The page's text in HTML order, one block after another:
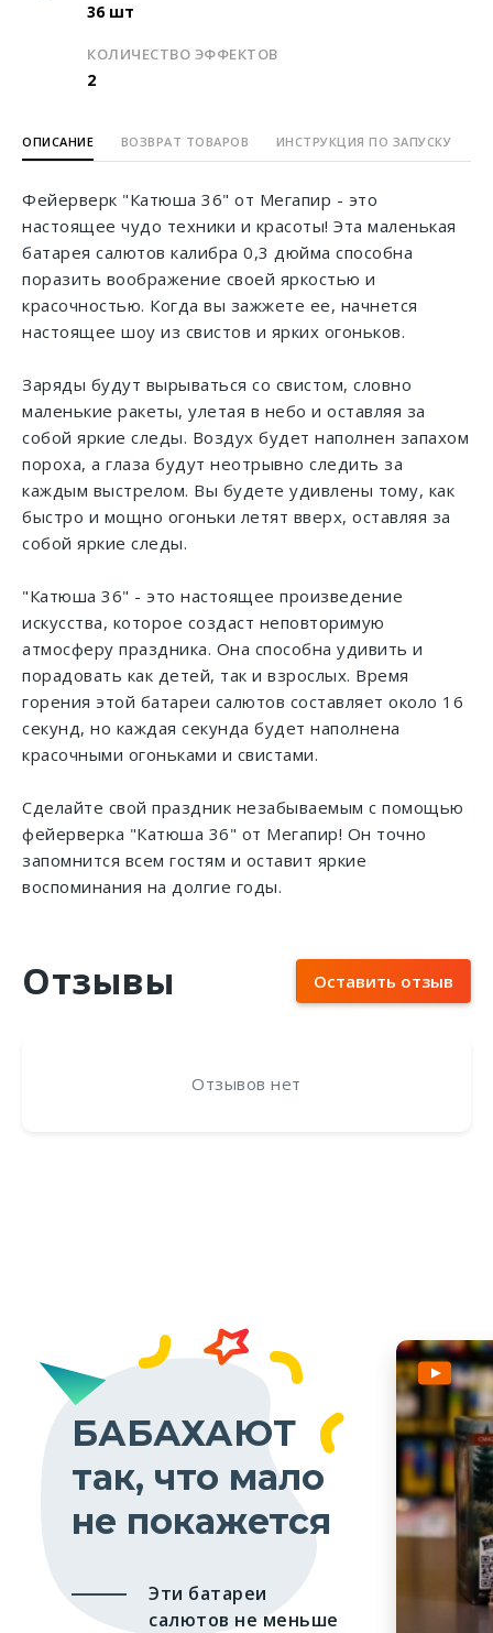
36 шт
КОЛИЧЕСТВО ЭФФЕКТОВ
2
ОПИСАНИЕ ВОЗВРАТ ТОВАРОВ ИНСТРУКЦИЯ ПО ЗАПУСКУ
Фейерверк "Катюша 36" от Мегапир - это
настоящее чудо техники и красоты! Эта маленькая
батарея салютов калибра 0,3 дюйма способна
поразить воображение своей яркостью и
красочностью. Когда вы зажжете ее, начнется
настоящее шоу из свистов и ярких огоньков.
Заряды будут вырываться со свистом, словно
маленькие ракеты, улетая в небо и оставляя за
собой яркие следы. Воздух будет наполнен запахом
пороха, а глаза будут неотрывно следить за
каждым выстрелом. Вы будете удивлены тому, как
быстро и мощно огоньки летят вверх, оставляя за
собой яркие следы.
"Катюша 36" - это настоящее произведение
искусства, которое создаст неповторимую
атмосферу праздника. Она способна удивить и
порадовать как детей, так и взрослых. Время
горения этой батареи салютов составляет около 16
секунд, но каждая секунда будет наполнена
красочными огоньками и свистами.
Сделайте свой праздник незабываемым с помощью
фейерверка "Катюша 36" от Мегапир! Он точно
запомнится всем гостям и оставит яркие
воспоминания на долгие годы.
Отзывы Оставить отзыв
Отзывов нет
БАБАХАЮТ
так, что мало
не покажется
Эти батареи
салютов не меньше